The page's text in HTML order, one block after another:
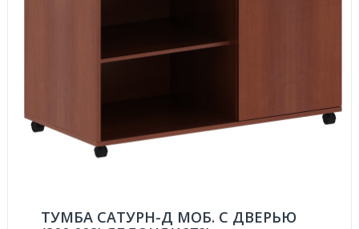
ТУМБА САТУРН-Д МОБ. С ДВЕРЬЮ